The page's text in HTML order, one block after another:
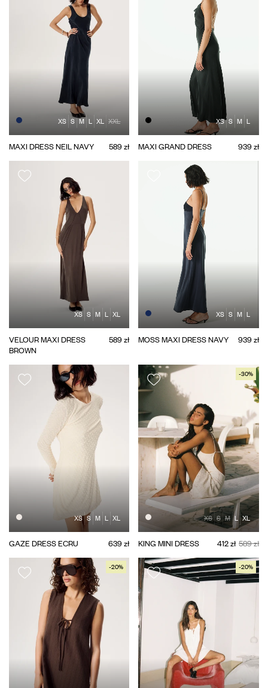
XS S M L XL XXL
MAXI DRESS NEIL NAVY 589 zł
XS S M L
MAXI GRAND DRESS 939 zł
XS S M L XL
VELOUR MAXI DRESS
BROWN
589 zł
XS S M L
MOSS MAXI DRESS NAVY 939 zł
XS S M L XL
GAZE DRESS ECRU 639 zł
XS S M L XL
-30%
KING MINI DRESS 412 zł 589 zł
-20% -20%